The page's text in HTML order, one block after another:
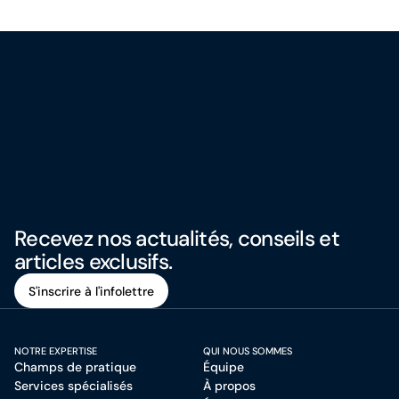
Recevez nos actualités, conseils et
articles exclusifs.
S'inscrire à l'infolettre
NOTRE EXPERTISE
Champs de pratique
Services spécialisés
QUI NOUS SOMMES
Équipe
À propos